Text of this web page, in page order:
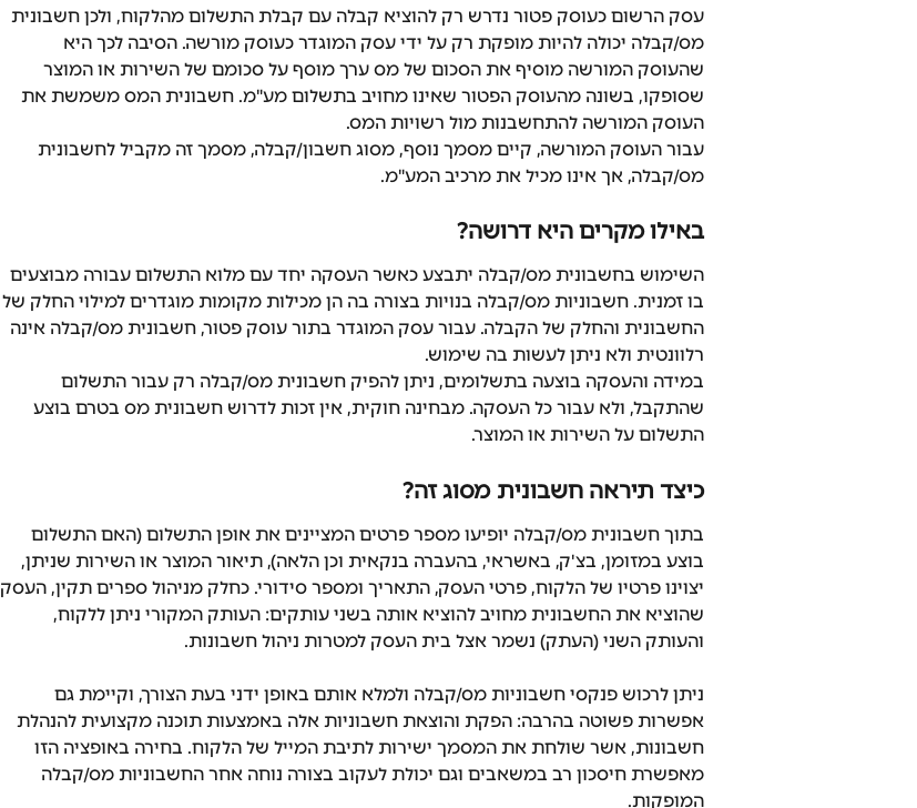
עסק הרשום כעוסק פטור נדרש רק להוציא קבלה עם קבלת התשלום מהלקוח, ולכן חשבונית
מס/קבלה יכולה להיות מופקת רק על ידי עסק המוגדר כעוסק מורשה. הסיבה לכך היא
שהעוסק המורשה מוסיף את הסכום של מס ערך מוסף על סכומם של השירות או המוצר
שסופקו, בשונה מהעוסק הפטור שאינו מחויב בתשלום מע"מ. חשבונית המס משמשת את
העוסק המורשה להתחשבנות מול רשויות המס.
עבור העוסק המורשה, קיים מסמך נוסף, מסוג חשבון/קבלה, מסמך זה מקביל לחשבונית
מס/קבלה, אך אינו מכיל את מרכיב המע"מ.
באילו מקרים היא דרושה?
השימוש בחשבונית מס/קבלה יתבצע כאשר העסקה יחד עם מלוא התשלום עבורה מבוצעים
בו זמנית. חשבוניות מס/קבלה בנויות בצורה בה הן מכילות מקומות מוגדרים למילוי החלק של
החשבונית והחלק של הקבלה. עבור עסק המוגדר בתור עוסק פטור, חשבונית מס/קבלה אינה
רלוונטית ולא ניתן לעשות בה שימוש.
במידה והעסקה בוצעה בתשלומים, ניתן להפיק חשבונית מס/קבלה רק עבור התשלום
שהתקבל, ולא עבור כל העסקה. מבחינה חוקית, אין זכות לדרוש חשבונית מס בטרם בוצע
התשלום על השירות או המוצר.
כיצד תיראה חשבונית מסוג זה?
בתוך חשבונית מס/קבלה יופיעו מספר פרטים המציינים את אופן התשלום (האם התשלום
בוצע במזומן, בצ'ק, באשראי, בהעברה בנקאית וכן הלאה), תיאור המוצר או השירות שניתן,
יצוינו פרטיו של הלקוח, פרטי העסק, התאריך ומספר סידורי. כחלק מניהול ספרים תקין, העסק
שהוציא את החשבונית מחויב להוציא אותה בשני עותקים: העותק המקורי ניתן ללקוח,
והעותק השני (העתק) נשמר אצל בית העסק למטרות ניהול חשבונות.
ניתן לרכוש פנקסי חשבוניות מס/קבלה ולמלא אותם באופן ידני בעת הצורך, וקיימת גם
אפשרות פשוטה בהרבה: הפקת והוצאת חשבוניות אלה באמצעות תוכנה מקצועית להנהלת
חשבונות, אשר שולחת את המסמך ישירות לתיבת המייל של הלקוח. בחירה באופציה הזו
מאפשרת חיסכון רב במשאבים וגם יכולת לעקוב בצורה נוחה אחר החשבוניות מס/קבלה
המופקות.